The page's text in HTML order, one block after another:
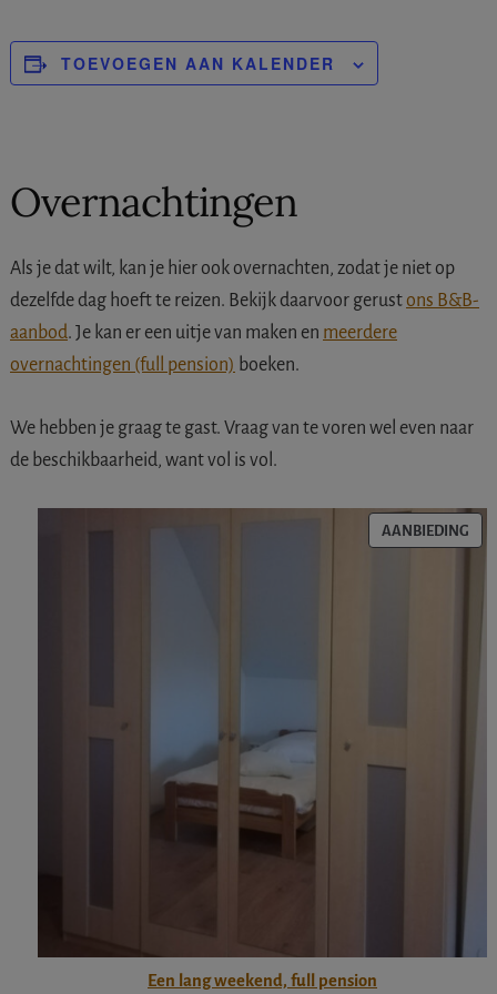
TOEVOEGEN AAN KALENDER
Overnachtingen
Als je dat wilt, kan je hier ook overnachten, zodat je niet op
dezelfde dag hoeft te reizen. Bekijk daarvoor gerustons B&B-
aanbod. Je kan er een uitje van maken en meerdere
overnachtingen (full pension) boeken.
We hebben je graag te gast. Vraag van te voren wel even naar
de beschikbaarheid, want vol is vol.
Een lang weekend, full pension
AANBIEDING